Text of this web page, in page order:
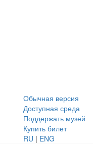
Обычная версия
Доступная среда
Поддержать музей
Купить билет
RU | ENG